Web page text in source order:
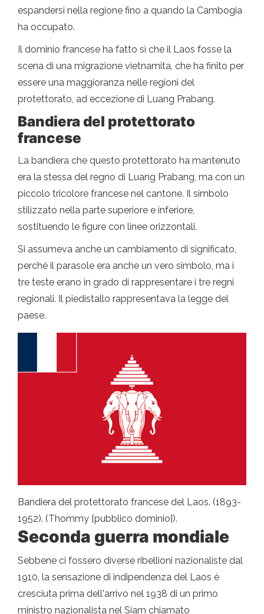
espandersi nella regione fino a quando la Cambogia
ha occupato.
Il dominio francese ha fatto sì che il Laos fosse la
scena di una migrazione vietnamita, che ha finito per
essere una maggioranza nelle regioni del
protettorato, ad eccezione di Luang Prabang.
Bandiera del protettorato
francese
La bandiera che questo protettorato ha mantenuto
era la stessa del regno di Luang Prabang, ma con un
piccolo tricolore francese nel cantone. Il simbolo
stilizzato nella parte superiore e inferiore,
sostituendo le figure con linee orizzontali.
Si assumeva anche un cambiamento di significato,
perché il parasole era anche un vero simbolo, ma i
tre teste erano in grado di rappresentare i tre regni
regionali. Il piedistallo rappresentava la legge del
paese.
Bandiera del protettorato francese del Laos. (1893-
1952). (Thommy [pubblico dominio]).
Seconda guerra mondiale
Sebbene ci fossero diverse ribellioni nazionaliste dal
1910, la sensazione di indipendenza del Laos è
cresciuta prima dell'arrivo nel 1938 di un primo
ministro nazionalista nel Siam chiamato